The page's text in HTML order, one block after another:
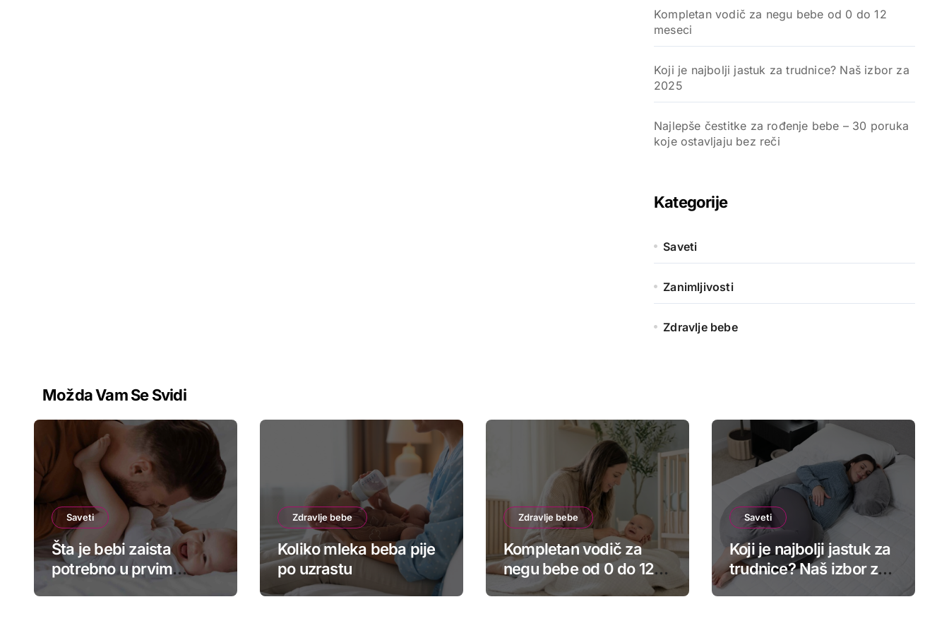
Kompletan vodič za negu bebe od 0 do 12
meseci
Koji je najbolji jastuk za trudnice? Naš izbor za
2025
Najlepše čestitke za rođenje bebe – 30 poruka
koje ostavljaju bez reči
Kategorije
Saveti
Zanimljivosti
Zdravlje bebe
Možda Vam Se Svidi
Saveti
Šta je bebi zaista
potrebno u prvim
Zdravlje bebe
Koliko mleka beba pije
po uzrastu
Zdravlje bebe
Kompletan vodič za
negu bebe od 0 do 12
meseci
Saveti
Koji je najbolji jastuk za
trudnice? Naš izbor za
2025